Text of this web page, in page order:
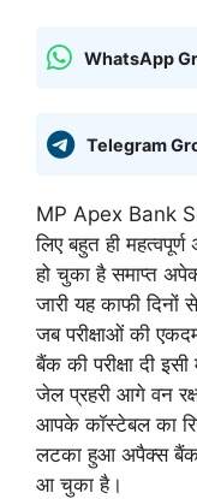
WhatsApp
Telegram
MP Apex Bank
लिए बहुत ही
हो चुका है समाप्त
जारी यह काफी
जब परीक्षाओं की
बैंक की परीक्षा दी
जेल प्रहरी आगे वन
आपके कॉस्टेबल का
लटका हुआ अपैक्स बैंक
आ चुका है।